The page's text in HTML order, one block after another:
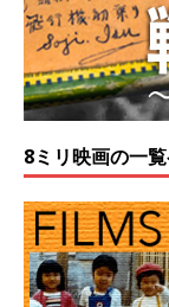
8ミリ映画の一